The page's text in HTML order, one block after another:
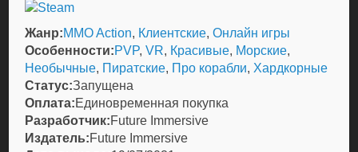
Жанр:MMO Action, Клиентские,Онлайн игры
Особенности:PVP,VR, Красивые, Морские,
Необычные, Пиратские, Про корабли, Хардкорные
Статус:Запущена
Оплата:Единовременная покупка
Разработчик:Future Immersive
Издатель:Future Immersive